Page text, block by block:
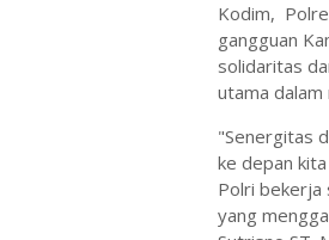
Kodim,
gangguan
solidaritas
utama dalam
"Senergitas
ke depan
Polri bekerja
yang